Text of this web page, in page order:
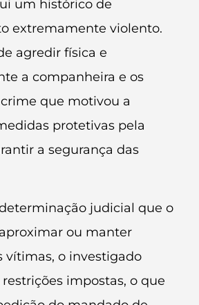
um histórico de
extremamente violento.
agredir física e
a companheira e os
que motivou a
protetivas pela
a segurança das
judicial que o
ou manter
vítimas, o investigado
impostas, o que